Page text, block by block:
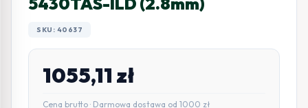
SKU: 40637
1055,11 zł
Cena brutto · Darmowa dostawa od 1000 zł